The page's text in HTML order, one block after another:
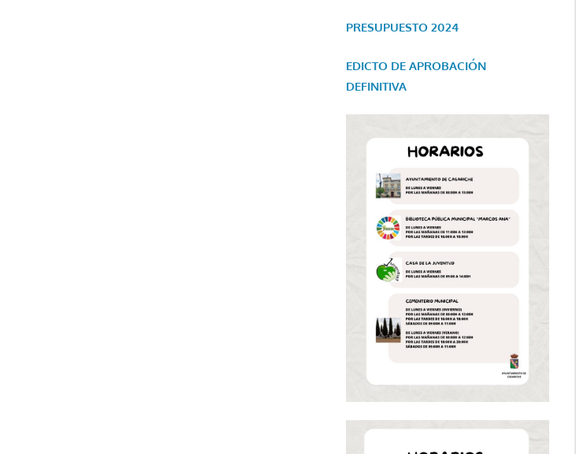
PRESUPUESTO 2024
EDICTO DE APROBACIÓN
DEFINITIVA